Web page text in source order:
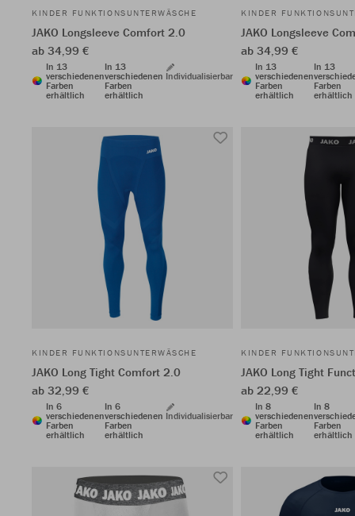
KINDER FUNKTIONSUNTERWÄSCHE
JAKO Longsleeve Comfort 2.0
ab 34,99 €
In 13
verschiedenen
Farben
erhältlich
In 13
verschiedenen
Farben
erhältlich
Individualisierbar
KINDER
JAKO Longsleeve
ab 34,99 €
In 13
verschiedenen
Farben
erhältlich
In 13
Farben
erhältlich
KINDER FUNKTIONSUNTERWÄSCHE
JAKO Long Tight Comfort 2.0
ab 32,99 €
In 6
verschiedenen
Farben
erhältlich
In 6
verschiedenen
Farben
erhältlich
Individualisierbar
KINDER
JAKO Long Tight
ab 22,99 €
In 8
verschiedenen
Farben
erhältlich
In 8
Farben
erhältlich